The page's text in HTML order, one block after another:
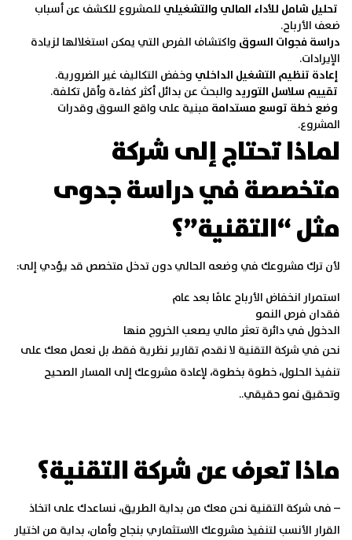
تحليل شامل للأداء المالي والتشغيلي للمشروع للكشف عن أسباب
ضعف الأرباح.
دراسة فجوات السوق واكتشاف الفرص التي يمكن استغلالها لزيادة
الإيرادات.
إعادة تنظيم التشغيل الداخلي وخفض التكاليف غير الضرورية.
تقييم سلاسل التوريد والبحث عن بدائل أكثر كفاءة وأقل تكلفة.
وضع خطة توسع مستدامة مبنية على واقع السوق وقدرات
المشروع.
لماذا تحتاج إلى شركة
متخصصة في دراسة جدوى
مثل “التقنية”؟
لأن ترك مشروعك في وضعه الحالي دون تدخل متخصص قد يؤدي إلى:
استمرار انخفاض الأرباح عامًا بعد عام
فقدان فرص النمو
الدخول في دائرة تعثر مالي يصعب الخروج منها
نحن في شركة التقنية لا نقدم تقارير نظرية فقط، بل نعمل معك على
تنفيذ الحلول، خطوة بخطوة، لإعادة مشروعك إلى المسار الصحيح
وتحقيق نمو حقيقي..
ماذا تعرف عن شركة التقنية؟
–فى شركة التقنية نحن معك من بداية الطريق، نساعدك على اتخاذ
القرار الأنسب لتنفيذ مشروعك الاستثماري بنجاح وأمان، بداية من اختيار